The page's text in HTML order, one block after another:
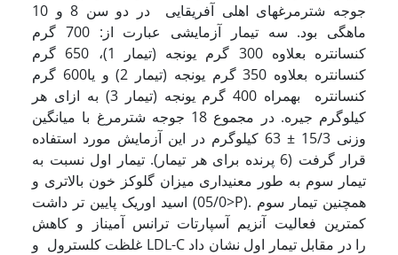
جوجه شترمرغهای اهلی آفریقایی در دو سن 8 و 10
ماهگی بود. سه تیمار آزمایشی عبارت از: 700 گرم
کنسانتره بعلاوه 300 گرم یونجه (تیمار 1)، 650 گرم
کنسانتره بعلاوه 350 گرم یونجه (تیمار 2) و یا600 گرم
کنسانتره بهمراه 400 گرم یونجه (تیمار 3) به ازای هر
کیلوگرم جیره. در مجموع 18 جوجه شترمرغ با میانگین
وزنی 15/3 ± 63 کیلوگرم در این آزمایش مورد استفاده
قرار گرفت (6 پرنده برای هر تیمار). تیمار اول نسبت به
تیمار سوم به طور معنی­داری میزان گلوکز خون بالاتری و
اسید اوریک پایین تر داشت (05/0>‌P). همچنین تیمار سوم
کمترین فعالیت آنزیم آسپارتات ترانس آمیناز و کاهش
غلظت کلسترول و LDL-C را در مقابل تیمار اول نشان داد